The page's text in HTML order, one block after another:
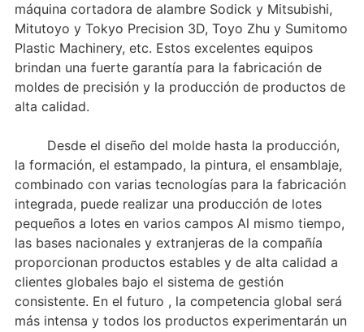
máquina cortadora de alambre Sodick y Mitsubishi,
Mitutoyo y Tokyo Precision 3D, Toyo Zhu y Sumitomo
Plastic Machinery, etc. Estos excelentes equipos
brindan una fuerte garantía para la fabricación de
moldes de precisión y la producción de productos de
alta calidad.
Desde el diseño del molde hasta la producción,
la formación, el estampado, la pintura, el ensamblaje,
combinado con varias tecnologías para la fabricación
integrada, puede realizar una producción de lotes
pequeños a lotes en varios campos Al mismo tiempo,
las bases nacionales y extranjeras de la compañía
proporcionan productos estables y de alta calidad a
clientes globales bajo el sistema de gestión
consistente. En el futuro , la competencia global será
más intensa y todos los productos experimentarán un